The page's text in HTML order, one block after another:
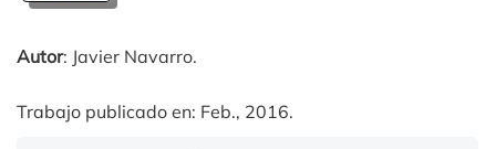
Autor: Javier Navarro.
Trabajo publicado en: Feb., 2016.